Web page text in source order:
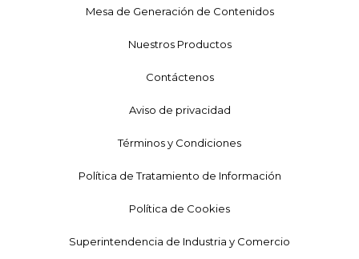
Mesa de Generación de Contenidos
Nuestros Productos
Contáctenos
Aviso de privacidad
Términos y Condiciones
Política de Tratamiento de Información
Política de Cookies
Superintendencia de Industria y Comercio